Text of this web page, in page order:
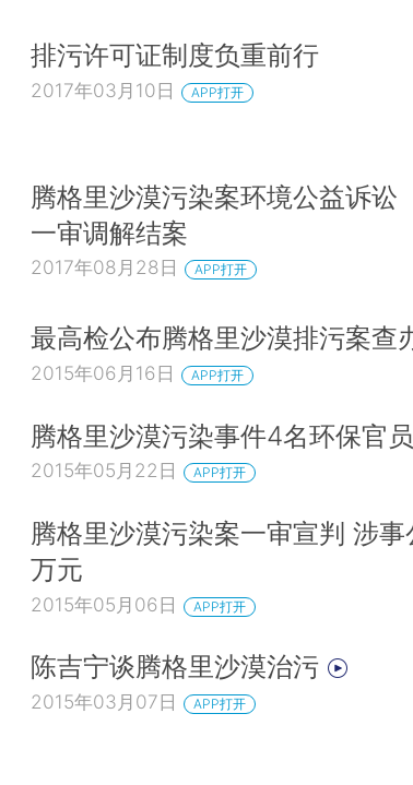
排污许可证制度负重前行
2017年03月10日 APP打开
腾格里沙漠污染案环境公益诉讼
一审调解结案
2017年08月28日 APP打开
最高检公布腾格里沙漠排污案查
2015年06月16日 APP打开
腾格里沙漠污染事件4名环保官
2015年05月22日 APP打开
腾格里沙漠污染案一审宣判 涉
万元
2015年05月06日 APP打开
陈吉宁谈腾格里沙漠治污
2015年03月07日 APP打开